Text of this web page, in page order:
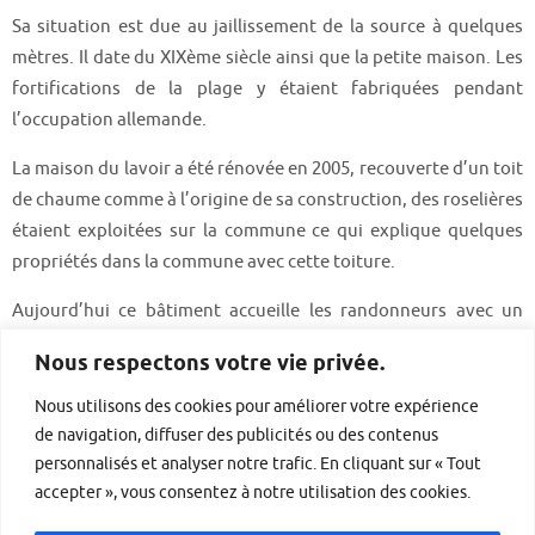
Nous respectons votre vie privée.
Nous utilisons des cookies pour améliorer votre expérience
de navigation, diffuser des publicités ou des contenus
personnalisés et analyser notre trafic. En cliquant sur « Tout
accepter », vous consentez à notre utilisation des cookies.
Sa situation est due au jaillissement de la source à quelques
mètres. Il date du XIXème siècle ainsi que la petite maison. Les
fortifications de la plage y étaient fabriquées pendant
l’occupation allemande.
La maison du lavoir a été rénovée en 2005, recouverte d’un toit
de chaume comme à l’origine de sa construction, des roselières
étaient exploitées sur la commune ce qui explique quelques
propriétés dans la commune avec cette toiture.
Aujourd’hui ce bâtiment accueille les randonneurs avec un